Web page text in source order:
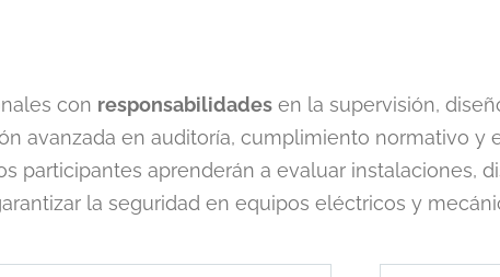
con responsabilidadesen la supervisión,
avanzada en auditoría, cumplimiento normativo y
participantes aprenderán a evaluar instalaciones,
la seguridad en equipos eléctricos y